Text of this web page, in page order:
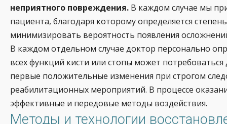
неприятного повреждения. В каждом случае мы
пациента, благодаря которому определяется
минимизировать вероятность появления
В каждом отдельном случае доктор персонально
всех функций кисти или стопы может
первые положительные изменения при строгом
реабилитационных мероприятий. В процессе
эффективные и передовые методы воздействия.
Методы и технологии